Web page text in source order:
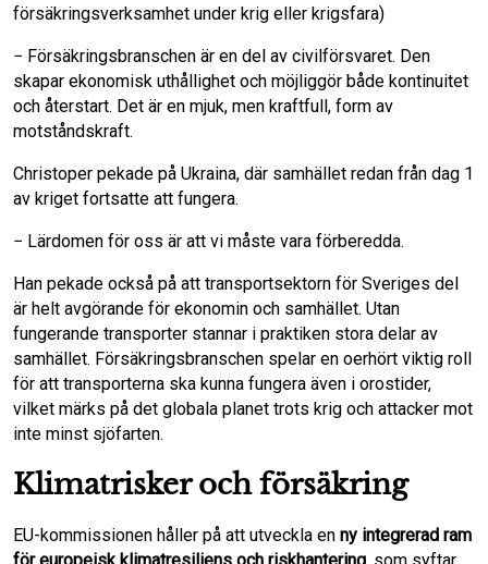
försäkringsverksamhet under krig eller krigsfara)
− Försäkringsbranschen är en del av civilförsvaret. Den
skapar ekonomisk uthållighet och möjliggör både kontinuitet
och återstart. Det är en mjuk, men kraftfull, form av
motståndskraft.
Christoper pekade på Ukraina, där samhället redan från dag 1
av kriget fortsatte att fungera.
− Lärdomen för oss är att vi måste vara förberedda.
Han pekade också på att transportsektorn för Sveriges del
är helt avgörande för ekonomin och samhället. Utan
fungerande transporter stannar i praktiken stora delar av
samhället. Försäkringsbranschen spelar en oerhört viktig roll
för att transporterna ska kunna fungera även i orostider,
vilket märks på det globala planet trots krig och attacker mot
inte minst sjöfarten.
Klimatrisker och försäkring
EU-kommissionen håller på att utveckla en ny integrerad ram
för europeisk klimatresiliens och riskhantering , som syftar